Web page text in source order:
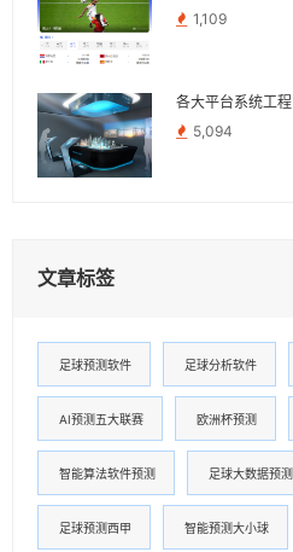
1,109
各大平台系统工程
5,094
文章标签
足球预测软件 足球分析软件
AI预测五大联赛 欧洲杯预测
智能算法软件预测 足球大数据预测
足球预测西甲 智能预测大小球